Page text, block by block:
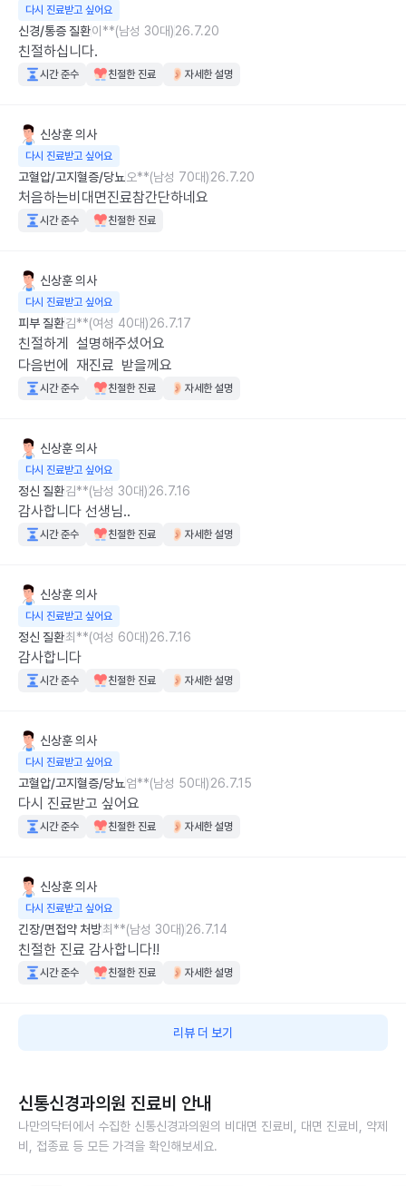
다시 진료받고 싶어요
신경/통증 질환이**(남성 30대)26.7.20
친절하십니다.
시간 준수 친절한 진료 자세한 설명
신상훈의사
다시 진료받고 싶어요
고혈압/고지혈증/당뇨 오**(남성 70대)26.7.20
처음하는비대면진료참간단하네요
시간 준수 친절한 진료
신상훈의사
다시 진료받고 싶어요
피부 질환김**(여성 40대)26.7.17
친절하게  설명해주셨어요
다음번에  재진료  받을께요
시간 준수 친절한 진료 자세한 설명
신상훈의사
다시 진료받고 싶어요
정신 질환김**(남성 30대)26.7.16
감사합니다 선생님..
시간 준수 친절한 진료 자세한 설명
신상훈의사
다시 진료받고 싶어요
정신 질환최**(여성 60대)26.7.16
감사합니다
시간 준수 친절한 진료 자세한 설명
신상훈의사
다시 진료받고 싶어요
고혈압/고지혈증/당뇨엄**(남성 50대)26.7.15
다시 진료받고 싶어요
시간 준수 친절한 진료 자세한 설명
신상훈의사
다시 진료받고 싶어요
긴장/면접약 처방최**(남성 30대)26.7.14
친절한 진료 감사합니다!!
시간 준수 친절한 진료 자세한 설명
리뷰 더 보기
신통신경과의원 진료비 안내
나만의닥터에서 수집한 신통신경과의원의 비대면 진료비, 대면 진료비, 약제
비, 접종료 등 모든 가격을 확인해보세요.